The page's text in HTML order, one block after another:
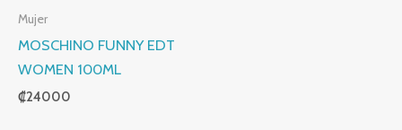
Mujer
MOSCHINO FUNNY EDT
WOMEN 100ML
₡24000